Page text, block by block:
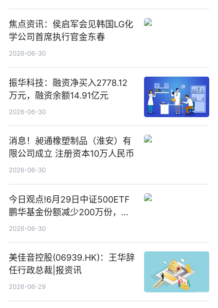
焦点资讯：侯启军会见韩国LG化
学公司首席执行官金东春
2026-06-30
振华科技：融资净买入2778.12
万元，融资余额14.91亿元
2026-06-30
消息！昶通橡塑制品（淮安）有
限公司成立 注册资本10万人民币
2026-06-30
今日观点!6月29日中证500ETF
鹏华基金份额减少200万份，重
仓股亨通光电、赤峰黄金、佰维
2026-06-30
美佳音控股(06939.HK)：王华辞
任行政总裁|报资讯
2026-06-29